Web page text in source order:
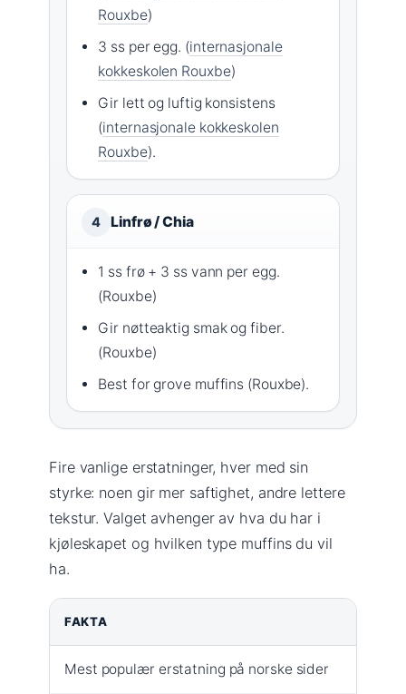
Rouxbe)
3 ss per egg. (internasjonale
kokkeskolen Rouxbe)
Gir lett og luftig konsistens
(internasjonale kokkeskolen
Rouxbe).
4 Linfrø / Chia
1 ss frø + 3 ss vann per egg.
(Rouxbe)
Gir nøtteaktig smak og fiber.
(Rouxbe)
Best for grove muffins (Rouxbe).
Fire vanlige erstatninger, hver med sin
styrke: noen gir mer saftighet, andre lettere
tekstur. Valget avhenger av hva du har i
kjøleskapet og hvilken type muffins du vil
ha.
FAKTA
Mest populær erstatning på norske sider